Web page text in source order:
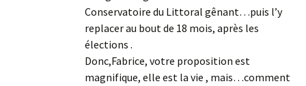
Conservatoire du Littoral gênant…puis l’y
replacer au bout de 18 mois, après les
élections .
Donc,Fabrice, votre proposition est
magnifique, elle est la vie , mais…comment